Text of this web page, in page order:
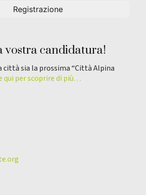
vostra candidatura!
città sia la prossima “Città Alpina
qui per scoprire di più…